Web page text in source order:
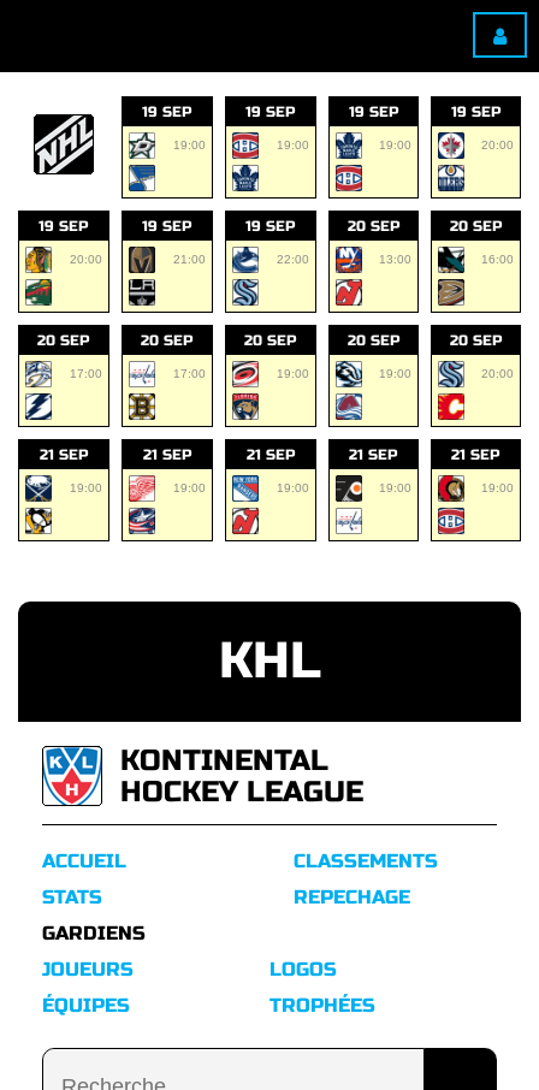
19 SEP
19:00
19 SEP
19:00
19 SEP
19:00
19 SEP
20:00
19 SEP
20:00
19 SEP
21:00
19 SEP
22:00
20 SEP
13:00
20 SEP
16:00
20 SEP
17:00
20 SEP
17:00
20 SEP
19:00
20 SEP
19:00
20 SEP
20:00
21 SEP
19:00
21 SEP
19:00
21 SEP
19:00
21 SEP
19:00
21 SEP
19:00
KHL
KONTINENTAL
HOCKEY LEAGUE
ACCUEIL
STATS
GARDIENS
CLASSEMENTS
REPECHAGE
JOUEURS
ÉQUIPES
LOGOS
TROPHÉES